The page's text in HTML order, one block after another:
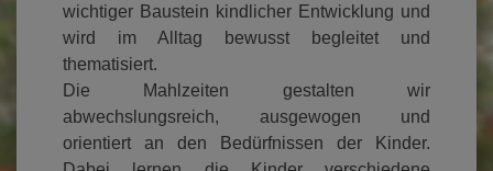
wichtiger Baustein kindlicher Entwicklung und
wird im Alltag bewusst begleitet und
thematisiert.
Die Mahlzeiten gestalten wir
abwechslungsreich, ausgewogen und
orientiert an den Bedürfnissen der Kinder.